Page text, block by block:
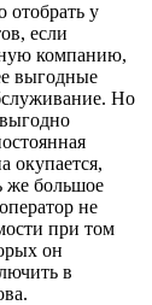
отобрать у
если
компанию,
выгодные
Но
окупается,
же большое
не
при том
он
в